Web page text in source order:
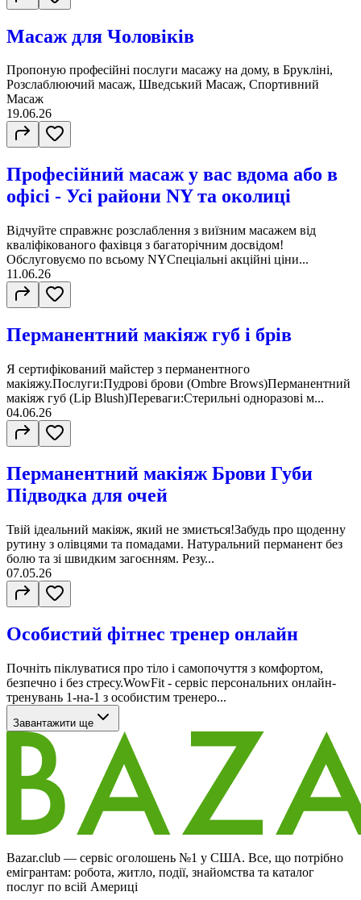
Масаж для Чоловіків
Пропоную професійні послуги масажу на дому, в Брукліні,
Розслаблюючий масаж, Шведський Масаж, Спортивний
Масаж
19.06.26
Професійний масаж у вас вдома або в
офісі - Усі райони NY та околиці
Відчуйте справжнє розслаблення з виїзним масажем від
кваліфікованого фахівця з багаторічним досвідом!
Обслуговуємо по всьому NYСпеціальні акційні ціни...
11.06.26
Перманентний макіяж губ і брів
Я сертифікований майстер з перманентного
макіяжу.Послуги:Пудрові брови (Ombre Brows)Перманентний
макіяж губ (Lip Blush)Переваги:Стерильні одноразові м...
04.06.26
Перманентний макіяж Брови Губи
Підводка для очей
Твій ідеальний макіяж, який не змиється!Забудь про щоденну
рутину з олівцями та помадами. Натуральний перманент без
болю та зі швидким загоєнням. Резу...
07.05.26
Особистий фітнес тренер онлайн
Почніть піклуватися про тіло і самопочуття з комфортом,
безпечно і без стресу.WowFit - сервіс персональних онлайн-
тренувань 1-на-1 з особистим тренеро...
Завантажити ще
Bazar.club — сервіс оголошень №1 у США. Все, що потрібно
емігрантам: робота, житло, події, знайомства та каталог
послуг по всій Америці